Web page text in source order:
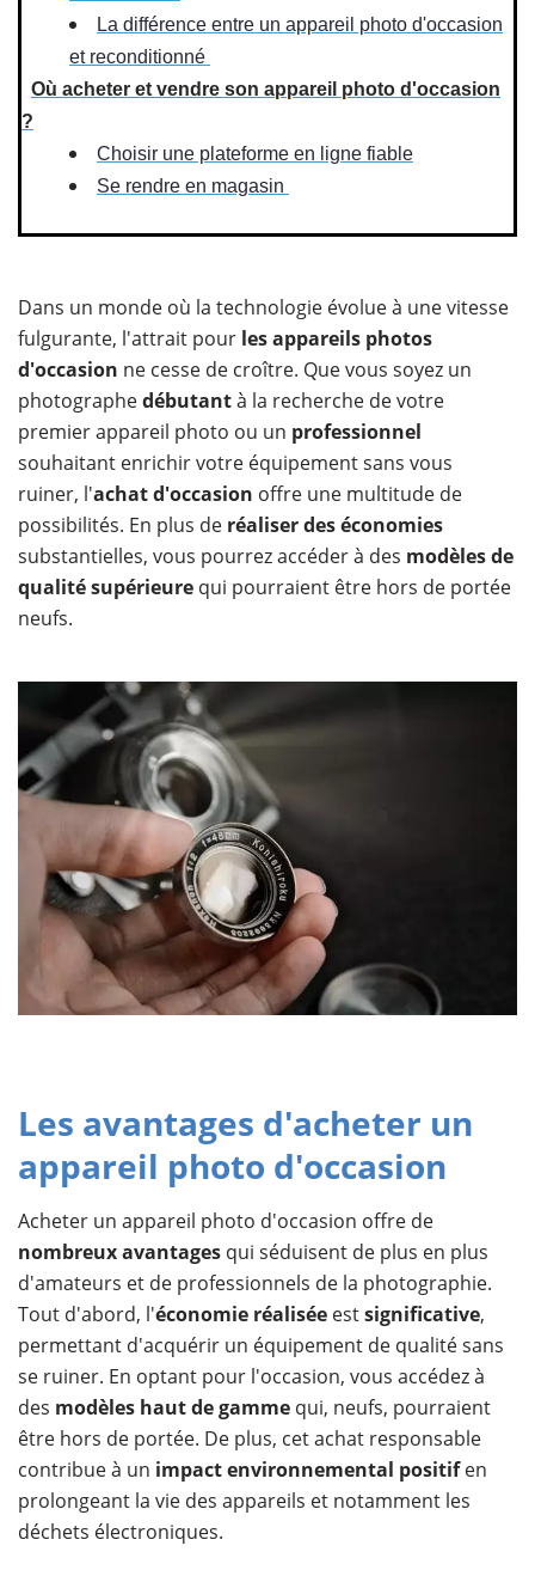
La différence entre un appareil photo d'occasion
et reconditionné
Où acheter et vendre son appareil photo d'occasion
?
Choisir une plateforme en ligne fiable
Se rendre en magasin
Dans un monde où la technologie évolue à une vitesse
fulgurante, l'attrait pour les appareils photos
d'occasion ne cesse de croître. Que vous soyez un
photographedébutantà la recherche de votre
premier appareil photo ou un professionnel
souhaitant enrichir votre équipement sans vous
ruiner, l'achat d'occasion offre une multitude de
possibilités. En plus de réaliser des économies
substantielles, vous pourrez accéder à des modèles de
qualité supérieure qui pourraient être hors de portée
neufs.
Les avantages d'acheter un
appareil photo d'occasion
Acheter un appareil photo d'occasion offre de
nombreux avantages qui séduisent de plus en plus
d'amateurs et de professionnels de la photographie.
Tout d'abord, l'économie réalisée estsignificative,
permettant d'acquérir un équipement de qualité sans
se ruiner. En optant pour l'occasion, vous accédez à
des modèles haut de gamme qui, neufs, pourraient
être hors de portée. De plus, cet achat responsable
contribue à un impact environnemental positifen
prolongeant la vie des appareils et notamment les
déchets électroniques.